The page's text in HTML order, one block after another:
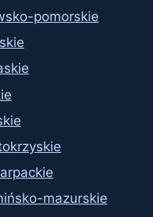
pomorskie
mazurskie